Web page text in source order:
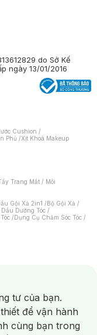
do Sở Kế
ngày 13/01/2016
Cushion /
Phủ /Xịt Khoá Makeup
Trang Mắt / Môi
Gội Xả 2in1 /Bộ Gội Xả /
Dưỡng Tóc /
/Dụng Cụ Chăm Sóc Tóc /
/Nước Rửa Tay/
Chải Điện/
Nước Súc Miệng/
/Dưỡng Vùng Kín/
Cạo Râu /Dao Cạo Râu/
tư của bạn.
để vận hành
cùng bạn trong